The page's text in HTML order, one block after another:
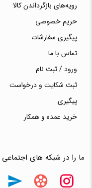
رویه‌های بازگرداندن کالا
حریم خصوصی
پیگیری سفارشات
تماس با ما
ورود / ثبت نام
ثبت شکایت و درخواست
پیگیری
خرید عمده و همکار
ما را در شبکه های اجتماعی